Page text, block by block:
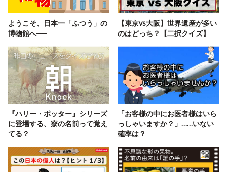
ようこそ、日本一「ふつう」の
博物館へ──
【東京vs大阪】世界遺産が多い
のはどっち？【二択クイズ】
『ハリー・ポッター』シリーズ
に登場する、寮の名前って覚え
てる？
「お客様の中にお医者様はいら
っしゃいますか？」……いない
確率は？